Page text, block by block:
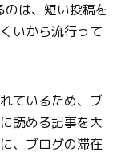
は、短い投稿を
いから流行って
ているため、ブ
読める記事を大
、ブログの滞在